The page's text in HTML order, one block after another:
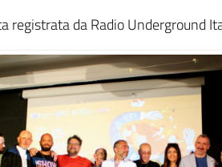
registrata da Radio Underground